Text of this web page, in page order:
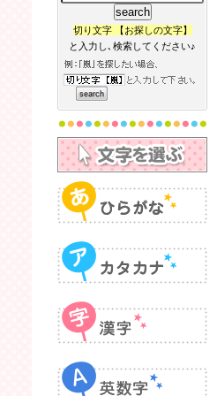
切り文字 【お探しの文字】
と入力し､検索してください♪